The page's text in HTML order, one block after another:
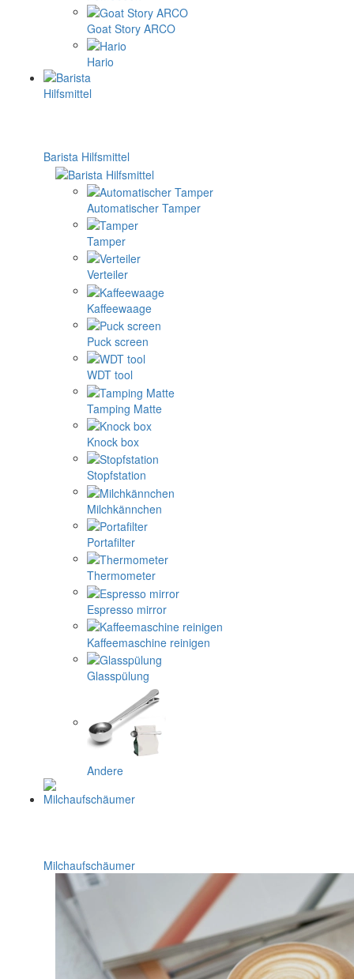
Goat Story ARCO
Hario
Barista Hilfsmittel
Automatischer Tamper
Tamper
Verteiler
Kaffeewaage
Puck screen
WDT tool
Tamping Matte
Knock box
Stopfstation
Milchkännchen
Portafilter
Thermometer
Espresso mirror
Kaffeemaschine reinigen
Glasspülung
Andere
Milchaufschäumer